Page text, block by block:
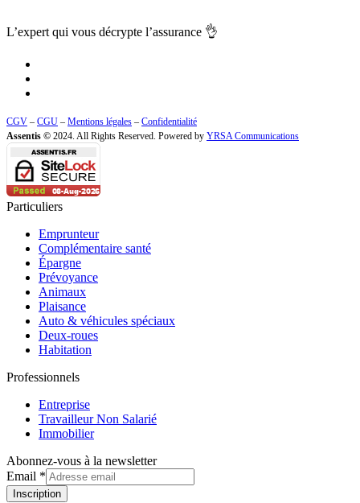
L’expert qui vous décrypte l’assurance 👌
CGV – CGU – Mentions légales – Confidentialité
Assentis © 2024. All Rights Reserved. Powered by YRSA Communications
Particuliers
Emprunteur
Complémentaire santé
Épargne
Prévoyance
Animaux
Plaisance
Auto & véhicules spéciaux
Deux-roues
Habitation
Professionnels
Entreprise
Travailleur Non Salarié
Immobilier
Abonnez-vous à la newsletter
Mise
en
Email *
Inscription